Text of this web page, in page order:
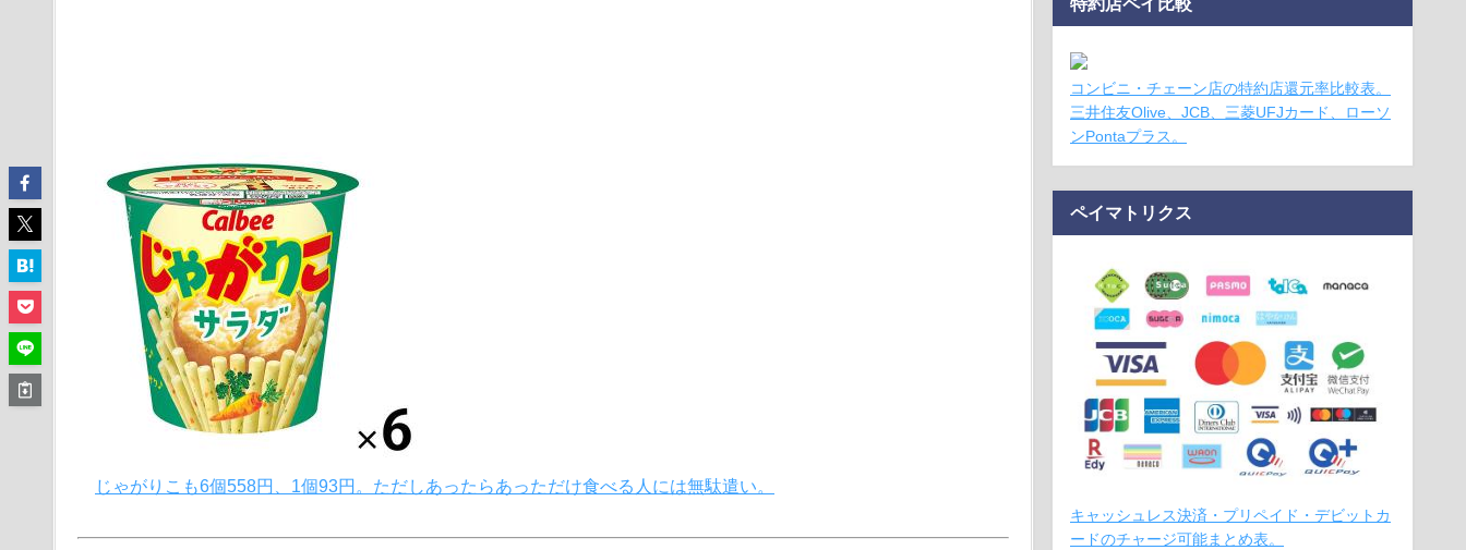
じゃがりこも6個558円、1個93円。ただしあったらあっただけ食べる人には無駄遣い。
特約店ペイ比較
コンビニ・チェーン店の特約店還元率比較表。
三井住友Olive、JCB、三菱UFJカード、ローソ
ンPontaプラス。
ペイマトリクス
キャッシュレス決済・プリペイド・デビットカ
ードのチャージ可能まとめ表。